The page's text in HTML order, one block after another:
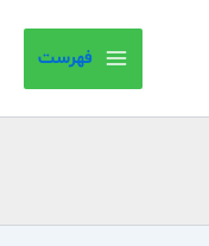
فهرست